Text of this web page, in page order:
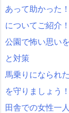
あって助かった
についてご紹介！
公園で怖い思い
と対策
馬乗りになられ
を守りましょう！
田舎での女性一